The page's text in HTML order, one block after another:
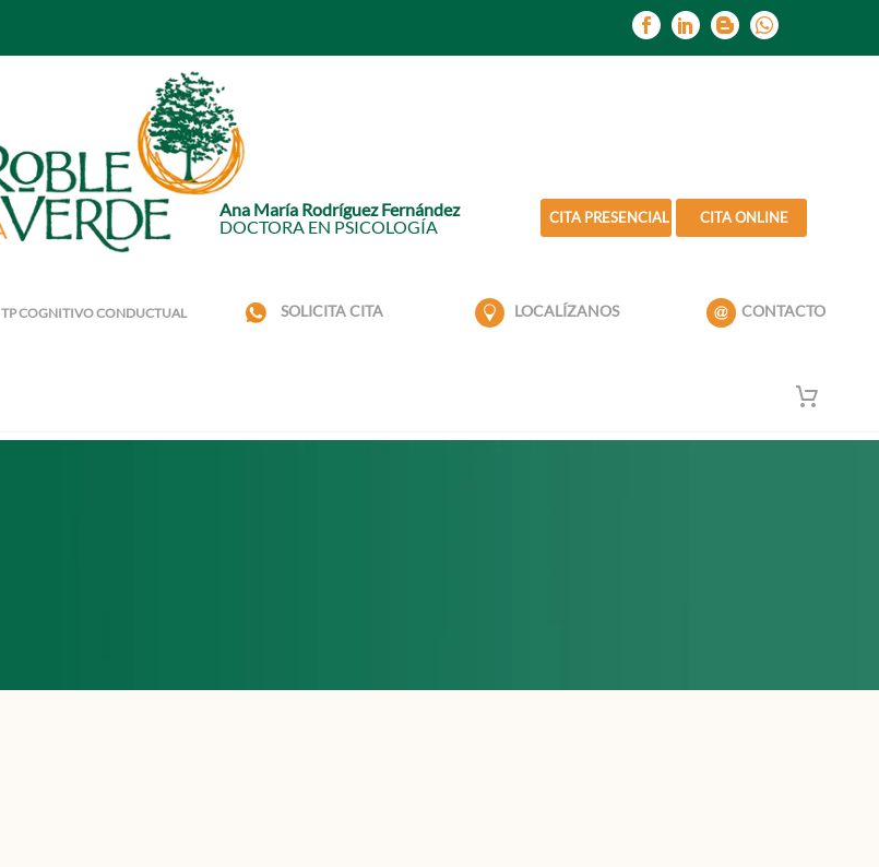
Ana María Rodríguez Fernández
DOCTORA EN PSICOLOGÍA
CITA PRESENCIAL CITA ONLINE
TP COGNITIVO CONDUCTUAL CONTACTO
LOCALÍZANOS
SOLICITA CITA